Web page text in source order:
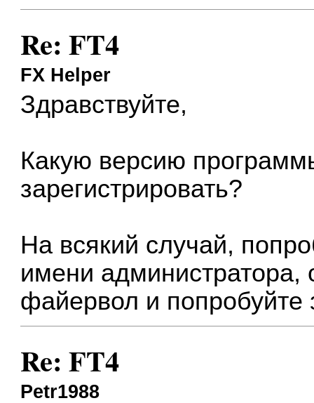
Re: FT4
FX Helper
Здравствуйте,
Какую версию
зарегистрировать?
На всякий случай,
имени администратора,
файервол и попробуйте
Re: FT4
Petr1988